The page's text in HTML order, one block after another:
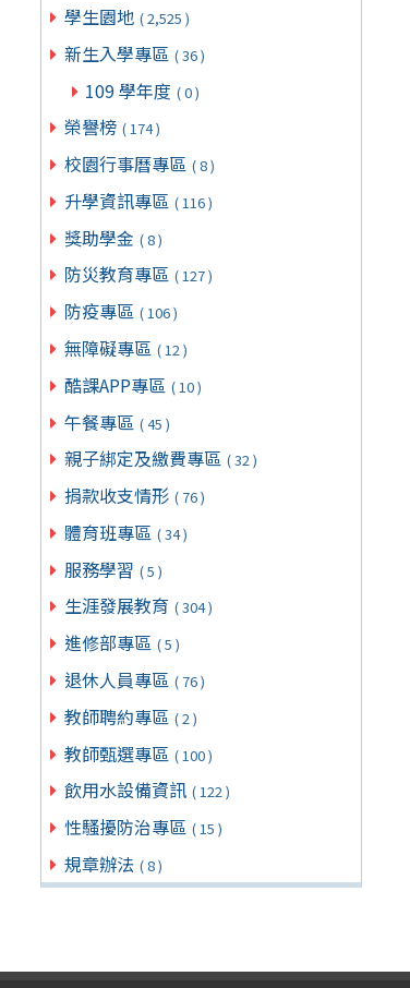
學生園地 ( 2,525 )
新生入學專區 ( 36 )
109 學年度 ( 0 )
榮譽榜 ( 174 )
校園行事曆專區 ( 8 )
升學資訊專區 ( 116 )
獎助學金 ( 8 )
防災教育專區 ( 127 )
防疫專區 ( 106 )
無障礙專區 ( 12 )
酷課APP專區 ( 10 )
午餐專區 ( 45 )
親子綁定及繳費專區 ( 32 )
捐款收支情形 ( 76 )
體育班專區 ( 34 )
服務學習 ( 5 )
生涯發展教育 ( 304 )
進修部專區 ( 5 )
退休人員專區 ( 76 )
教師聘約專區 ( 2 )
教師甄選專區 ( 100 )
飲用水設備資訊 ( 122 )
性騷擾防治專區 ( 15 )
規章辦法 ( 8 )